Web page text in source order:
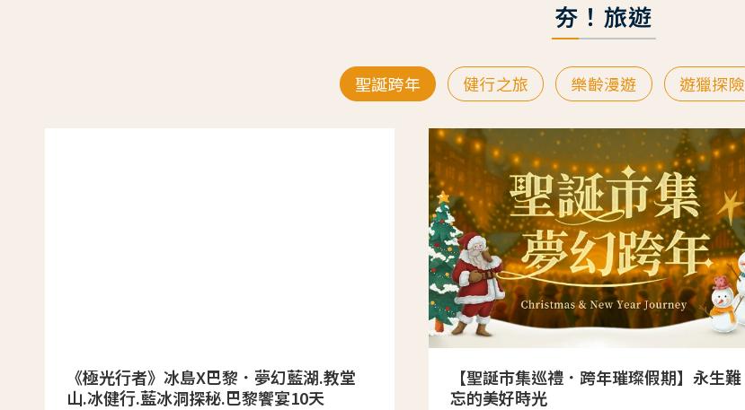
夯！旅遊
聖誕跨年 健行之旅 樂齡漫遊 遊獵探險
《極光行者》冰島X巴黎．夢幻藍湖.教堂
山.冰健行.藍冰洞探秘.巴黎饗宴10天
【聖誕市集巡禮．跨年璀璨假期】永生難
忘的美好時光